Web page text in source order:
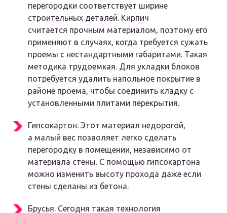
перегородки соответствует ширине
строительных деталей. Кирпич
считается прочным материалом, поэтому его
применяют в случаях, когда требуется сужать
проемы с нестандартными габаритами. Такая
методика трудоемкая. Для укладки блоков
потребуется удалить напольное покрытие в
районе проема, чтобы соединить кладку с
установленными плитами перекрытия.
Гипсокартон. Этот материал недорогой,
а малый вес позволяет легко сделать
перегородку в помещении, независимо от
материала стены. С помощью гипсокартона
можно изменить высоту прохода даже если
стены сделаны из бетона.
Брусья. Сегодня такая технология